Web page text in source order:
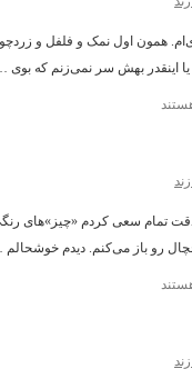
همون اول نمک و فلفل و
اینقدر بهش سر نمی‌زنم که بوی
زند
تمام سعی‌ کردم «چیز»های
رو باز می‌کنم. دیدم
زند